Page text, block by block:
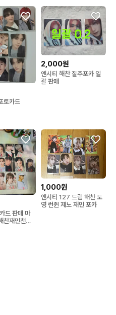
토카드
2,000원
엔시티 해찬 질주포카 일
괄 판매
드 판매 마
찬재민천러
1,000원
엔시티 127 드림 해찬 도
영 런쥔 제노 재민 포카